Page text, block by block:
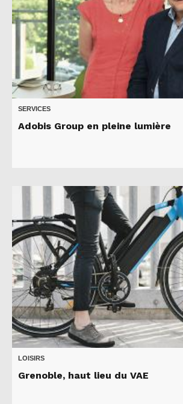
SERVICES
Adobis Group en pleine lumière
LOISIRS
Grenoble, haut lieu du VAE